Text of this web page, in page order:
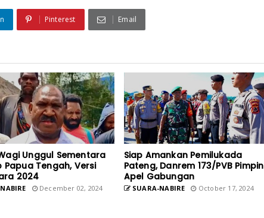
Pinterest Email
Unggul Sementara
Papua Tengah, Versi
2024
December 02, 2024
Siap Amankan Pemilukada
Pateng, Danrem 173/PVB Pimpin
Apel Gabungan
SUARA-NABIRE October 17, 2024